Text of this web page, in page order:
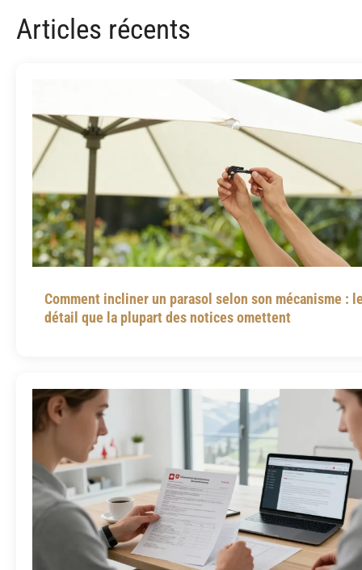
Articles récents
Comment incliner un parasol selon son mécanisme :
détail que la plupart des notices omettent